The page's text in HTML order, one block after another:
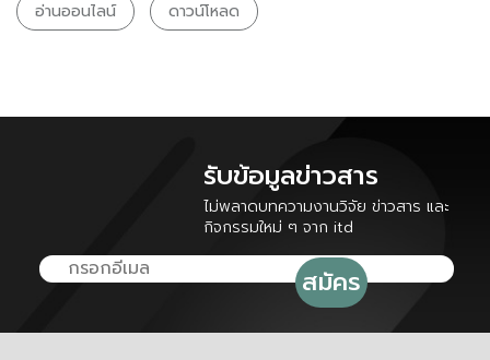
อ่านออนไลน์ ดาวน์โหลด
รับข้อมูลข่าวสาร
ไม่พลาดบทความงานวิจัย ข่าวสาร และ
กิจกรรมใหม่ ๆ จาก itd